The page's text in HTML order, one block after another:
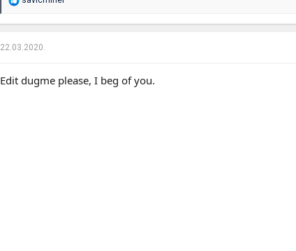
o
n
22.03.2020.
Edit dugme please, I beg of you.